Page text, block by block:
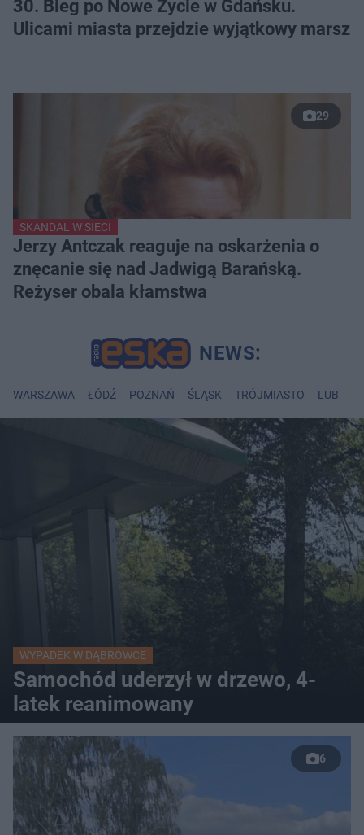
30. Bieg po Nowe Życie w Gdańsku.
Ulicami miasta przejdzie wyjątkowy marsz
29
SKANDAL W SIECI
Jerzy Antczak reaguje na oskarżenia o
znęcanie się nad Jadwigą Barańską.
Reżyser obala kłamstwa
WARSZAWA ŁÓDŹ POZNAŃ ŚLĄSK TRÓJMIASTO LUBLIN
WYPADEK W DĄBRÓWCE
Samochód uderzył w drzewo, 4-
latek reanimowany
6